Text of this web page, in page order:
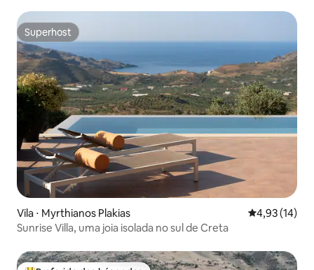
Superhost
Superhost
Vila ⋅ Myrthianos Plakias 4,93 de uma
4,93 (14)
Sunrise Villa, uma joia isolada no sul de Creta